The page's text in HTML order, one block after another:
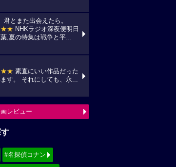
君とまた出会えたら。
NHKラジオ深夜便明日
,夏の特集は戦争と平...
素直にいい作品だった
す。 それにしても、永...
レビュー
#名探偵コナン